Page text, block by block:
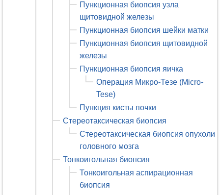
Пункционная биопсия узла
щитовидной железы
Пункционная биопсия шейки матки
Пункционная биопсия щитовидной
железы
Пункционная биопсия яичка
Операция Микро-Тезе (Micro-
Tese)
Пункция кисты почки
Стереотаксическая биопсия
Стереотаксическая биопсия опухоли
головного мозга
Тонкоигольная биопсия
Тонкоигольная аспирационная
биопсия